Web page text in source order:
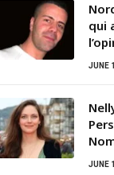
qui
JUNE
JUNE